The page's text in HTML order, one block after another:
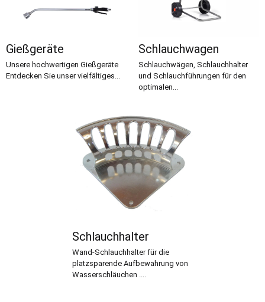
Gießgeräte
Unsere hochwertigen Gießgeräte
Entdecken Sie unser vielfältiges...
Schlauchwagen
Schlauchwägen, Schlauchhalter
und Schlauchführungen für den
optimalen...
Schlauchhalter
Wand-Schlauchhalter für die
platzsparende Aufbewahrung von
Wasserschläuchen ....